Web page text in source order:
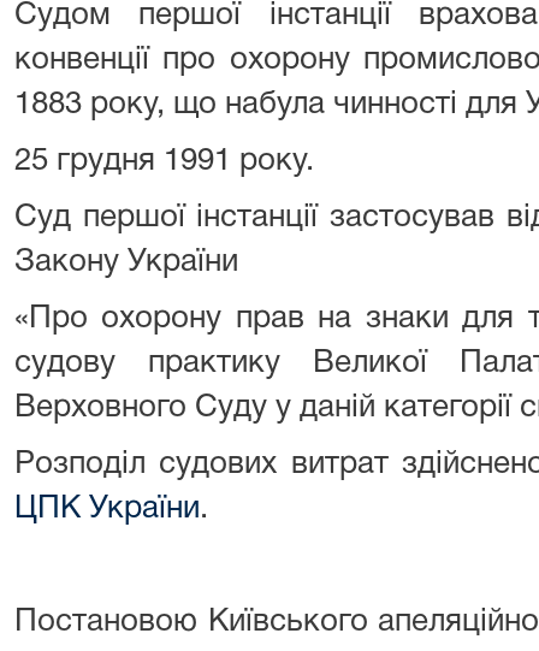
Судом першої інстанції
конвенції про охорону
1883 року, що набула чинності для
25 грудня 1991 року.
Суд першої інстанції застосував
Закону України
«Про охорону прав на знаки для
судову практику Великої
Верховного Суду у даній категорії
Розподіл судових витрат
ЦПК України.
Постановою Київського